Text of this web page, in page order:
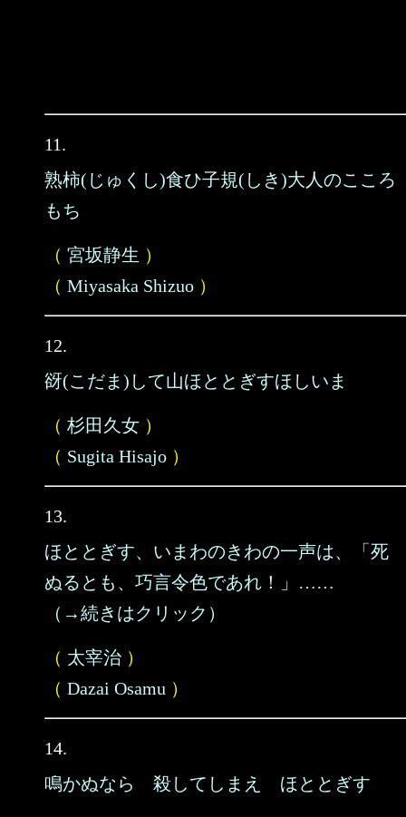
11.
熟柿(じゅくし)食ひ子規(しき)大人のこころ
もち
（ 宮坂静生 ）
（ Miyasaka Shizuo ）
12.
谺(こだま)して山ほととぎすほしいまゝ
（ 杉田久女 ）
（ Sugita Hisajo ）
13.
ほととぎす、いまわのきわの一声は、「死
ぬるとも、巧言令色であれ！」……
（→続きはクリック）
（ 太宰治 ）
（ Dazai Osamu ）
14.
鳴かぬなら 殺してしまえ ほととぎす